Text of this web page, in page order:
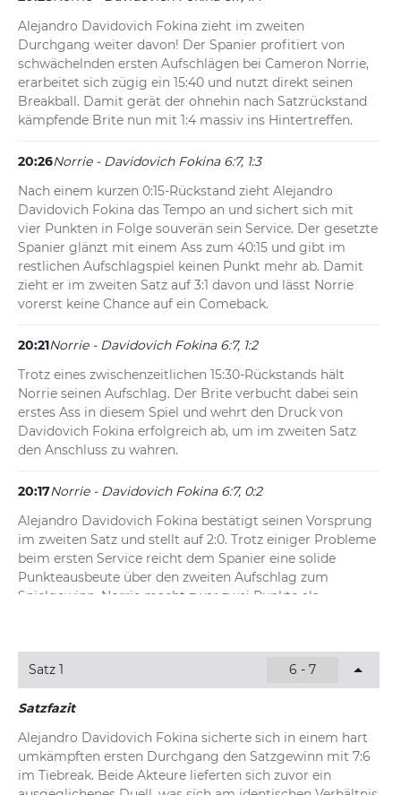
Alejandro Davidovich Fokina zieht im zweiten
Durchgang weiter davon! Der Spanier profitiert von
schwächelnden ersten Aufschlägen bei Cameron Norrie,
erarbeitet sich zügig ein 15:40 und nutzt direkt seinen
Breakball. Damit gerät der ohnehin nach Satzrückstand
kämpfende Brite nun mit 1:4 massiv ins Hintertreffen.
20:26Norrie - Davidovich Fokina 6:7, 1:3
Nach einem kurzen 0:15-Rückstand zieht Alejandro
Davidovich Fokina das Tempo an und sichert sich mit
vier Punkten in Folge souverän sein Service. Der gesetzte
Spanier glänzt mit einem Ass zum 40:15 und gibt im
restlichen Aufschlagspiel keinen Punkt mehr ab. Damit
zieht er im zweiten Satz auf 3:1 davon und lässt Norrie
vorerst keine Chance auf ein Comeback.
20:21Norrie - Davidovich Fokina 6:7, 1:2
Trotz eines zwischenzeitlichen 15:30-Rückstands hält
Norrie seinen Aufschlag. Der Brite verbucht dabei sein
erstes Ass in diesem Spiel und wehrt den Druck von
Davidovich Fokina erfolgreich ab, um im zweiten Satz
den Anschluss zu wahren.
20:17Norrie - Davidovich Fokina 6:7, 0:2
Alejandro Davidovich Fokina bestätigt seinen Vorsprung
im zweiten Satz und stellt auf 2:0. Trotz einiger Probleme
beim ersten Service reicht dem Spanier eine solide
Punkteausbeute über den zweiten Aufschlag zum
Spielgewinn. Norrie macht zwar zwei Punkte als
20:13Norrie - Davidovich Fokina 6:7, 0:1
Fehlstart für Cameron Norrie in den zweiten Durchgang.
erstes Aufschlagspiel. Alejandro Davidovich Fokina
bedankt sich für die Geschenke und sichert sich so das
frühe Break.
Satz 1 6 - 7
Satzfazit
Alejandro Davidovich Fokina sicherte sich in einem hart
umkämpften ersten Durchgang den Satzgewinn mit 7:6
im Tiebreak. Beide Akteure lieferten sich zuvor ein